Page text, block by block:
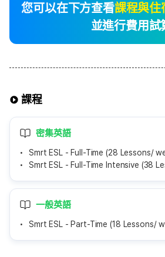
您可以在下方查看課程與住
並進行費用試
課程
密集英語
Smrt ESL - Full-Time (28 Lessons/
Smrt ESL - Full-Time Intensive (38
一般英語
Smrt ESL - Part-Time (18 Lessons/